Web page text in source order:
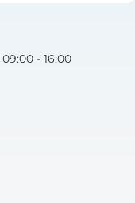
09:00 - 16:00